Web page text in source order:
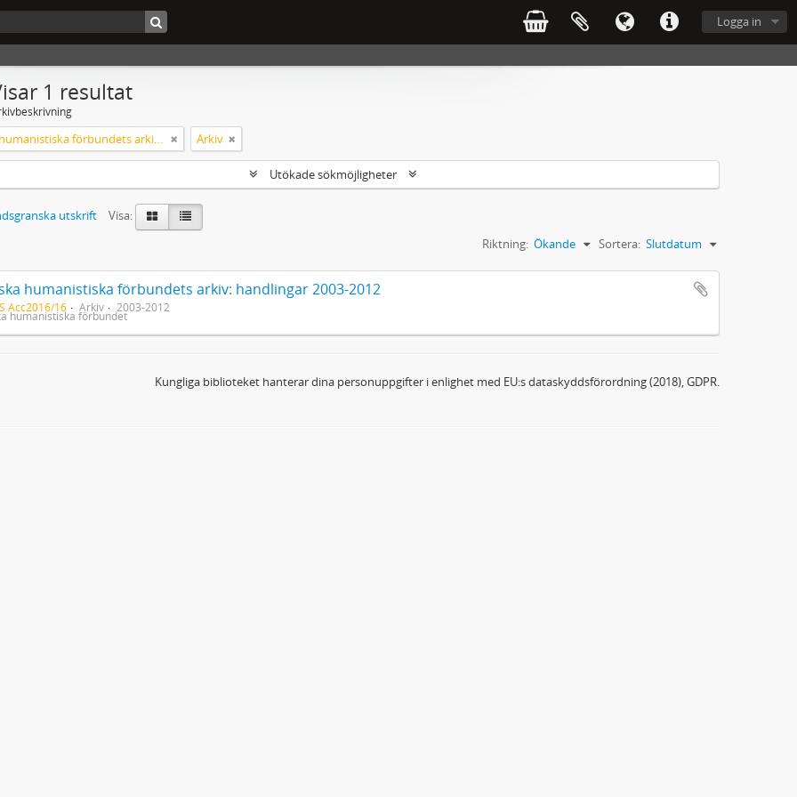
Logga in
1 resultat
Svenska humanistiska förbundets arkiv: handlingar 2003-2012 Arkiv
Utökade sökmöjligheter
utskrift
Visa:
Sortera: Slutdatum
Riktning: Ökande
humanistiska förbundets arkiv: handlingar 2003-2012
Acc2016/16 Arkiv 2003-2012
humanistiska förbundet
Kungliga biblioteket hanterar dina personuppgifter i enlighet med EU:s dataskyddsförordning (2018), GDPR.